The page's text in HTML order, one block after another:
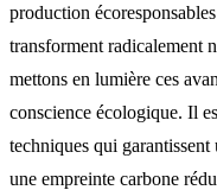
production
transforment radicalement
mettons en lumière ces
conscience écologique. Il
techniques qui
une empreinte carbone